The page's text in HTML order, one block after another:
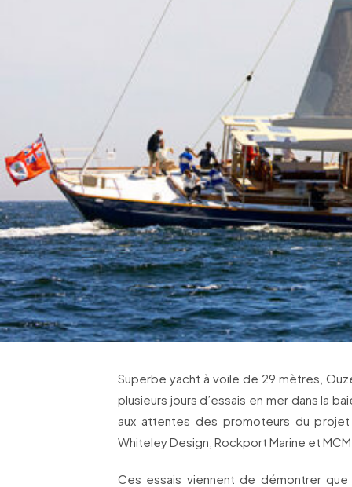
Superbe yacht à voile de 29 mètres,
plusieurs jours d’essais en mer dans la
aux attentes des promoteurs du projet
Whiteley Design, Rockport Marine et
Ces essais viennent de démontrer